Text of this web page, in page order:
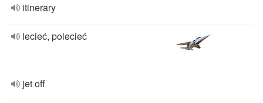
itinerary
lecieć, polecieć
jet off